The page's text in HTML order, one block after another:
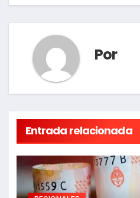
Por
Entrada relacionada